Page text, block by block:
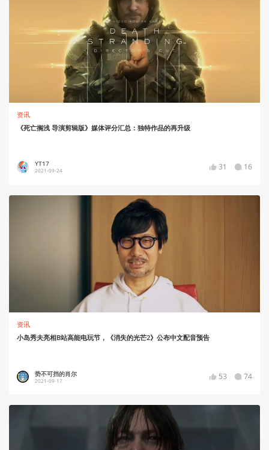
资讯
《死亡搁浅 导演剪辑版》媒体评分汇总：独特作品的再升级
YT17
2021-09-24 31 16
资讯
小岛秀夫亮相B站高能电玩节，《消失的光芒2》公布中文配音预告
势不可挡的肖尔
2021-09-17 53 74